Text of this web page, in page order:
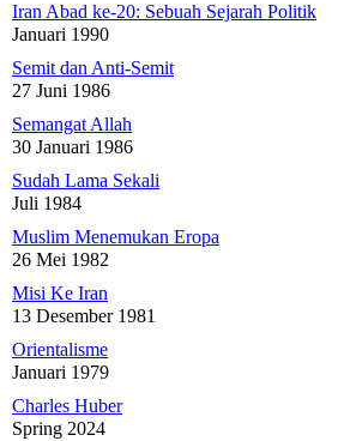
Iran Abad ke-20: Sebuah Sejarah Politik
Januari 1990
Semit dan Anti-Semit
27 Juni 1986
Semangat Allah
30 Januari 1986
Sudah Lama Sekali
Juli 1984
Muslim Menemukan Eropa
26 Mei 1982
Misi Ke Iran
13 Desember 1981
Orientalisme
Januari 1979
Charles Huber
Spring 2024